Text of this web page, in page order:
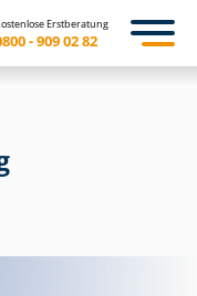
Erstberatung
- 909 02 82